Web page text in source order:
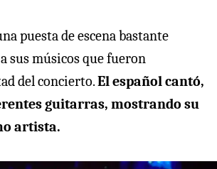
puesta de escena bastante
sus músicos que fueron
del concierto.El español cantó,
guitarras, mostrando su
artista.